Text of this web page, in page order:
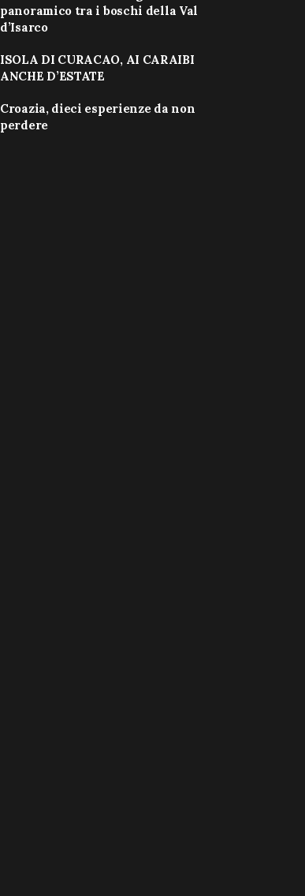
panoramico tra i boschi della Val
d’Isarco
ISOLA DI CURACAO, AI CARAIBI
ANCHE D’ESTATE
Croazia, dieci esperienze da non
perdere